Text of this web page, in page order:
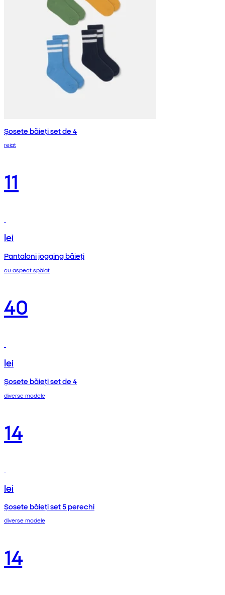
Șosete băieți set de 4
reiat
11
lei
Pantaloni jogging băieți
cu aspect spălat
40
lei
Șosete băieți set de 4
diverse modele
14
lei
Șosete băieți set 5 perechi
diverse modele
14